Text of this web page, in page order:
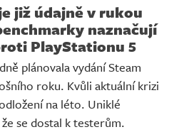
již údajně v rukou
naznačují
PlayStationu 5
plánovala vydání Steam
roku. Kvůli aktuální krizi
na léto. Uniklé
se dostal k testerům.